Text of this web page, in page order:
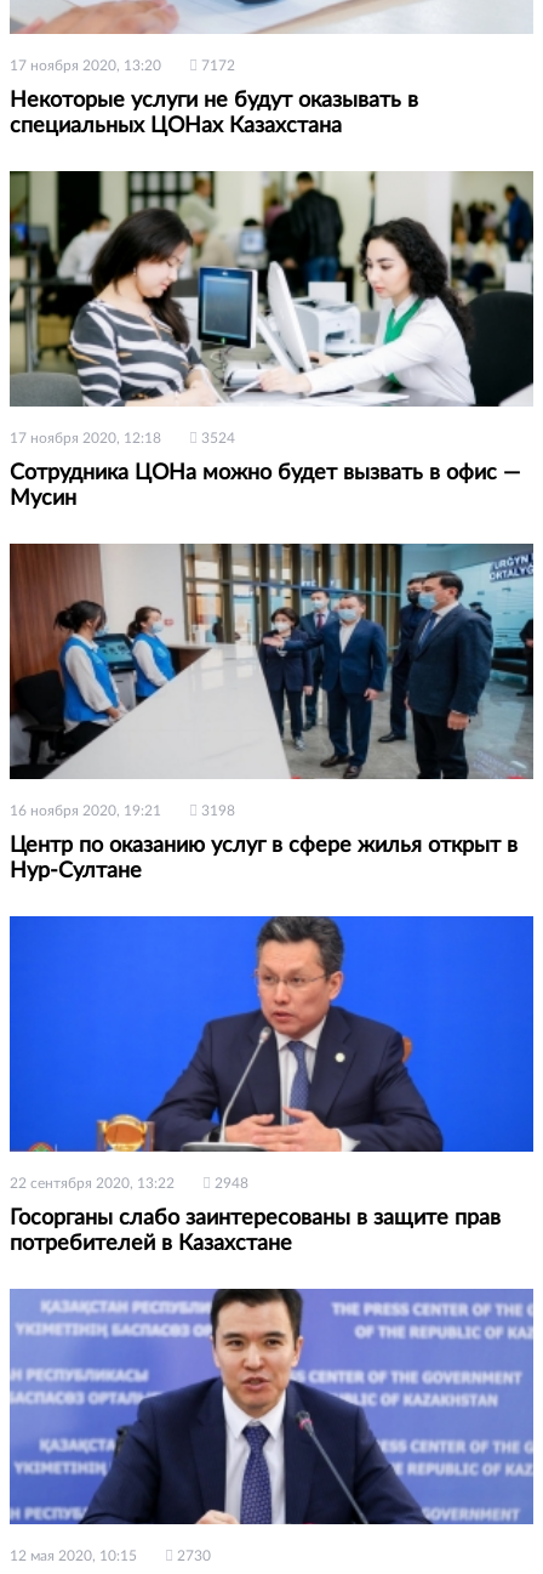
17 ноября 2020, 13:20 7172
Некоторые услуги не будут оказывать в
специальных ЦОНах Казахстана
17 ноября 2020, 12:18 3524
Сотрудника ЦОНа можно будет вызвать в офис —
Мусин
16 ноября 2020, 19:21 3198
Центр по оказанию услуг в сфере жилья открыт в
Нур-Султане
22 сентября 2020, 13:22 2948
Госорганы слабо заинтересованы в защите прав
потребителей в Казахстане
12 мая 2020, 10:15 2730